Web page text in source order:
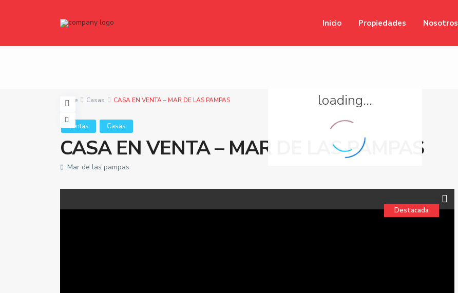
Inicio Propiedades Nosotros
loading...
Home Casas CASA EN VENTA – MAR DE LAS PAMPAS
Ventas Casas
CASA EN VENTA – MAR DE LAS PAMPAS
Mar de las pampas
Destacada